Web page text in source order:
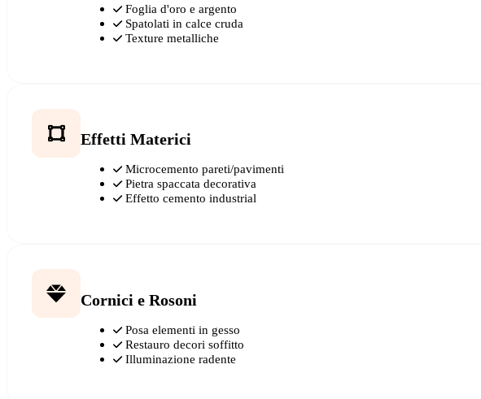
Foglia d'oro e argento
Spatolati in calce cruda
Texture metalliche
Effetti Materici
Microcemento pareti/pavimenti
Pietra spaccata decorativa
Effetto cemento industrial
Cornici e Rosoni
Posa elementi in gesso
Restauro decori soffitto
Illuminazione radente